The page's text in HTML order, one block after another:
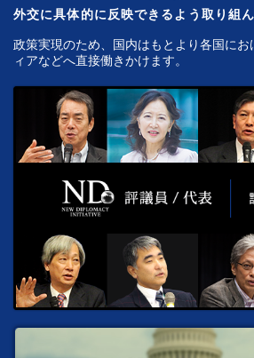
外交に具体的に反映できるよう取り組ん
政策実現のため、国内はもとより各国に
ィアなどへ直接働きかけます。